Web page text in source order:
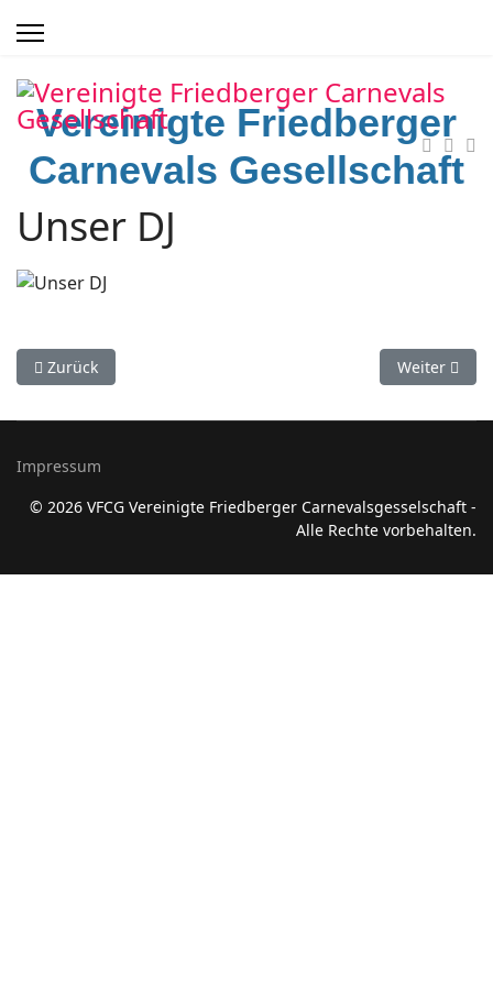
Vereinigte Friedberger
Carnevals Gesellschaft
Unser DJ
Vorheriger Beitrag: Social Media
Zurück Nächster
Weiter
Impressum
© 2026 VFCG Vereinigte Friedberger Carnevalsgesselschaft -
Alle Rechte vorbehalten.